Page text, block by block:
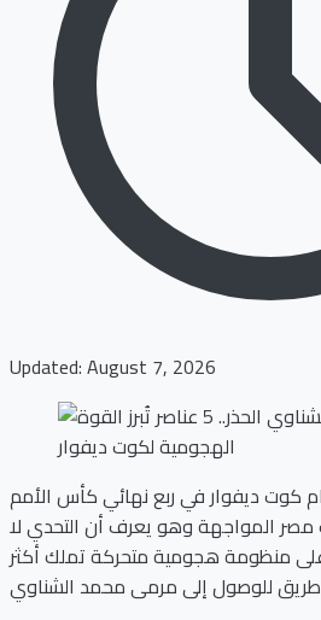
Updated: August 7, 2026
كوت ديفوار في ربع نهائي كأس الأمم
مصر المواجهة وهو يعرف أن التحدي لا
منظومة هجومية متحركة تملك أكثر